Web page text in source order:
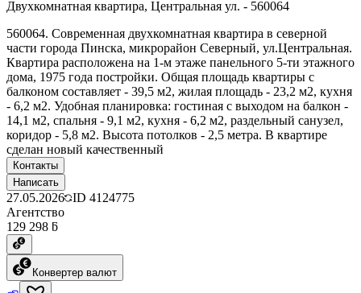
Двухкомнатная квартира, Центральная ул. - 560064
560064. Современная двухкомнатная квартира в северной
части города Пинска, микрорайон Северный, ул.Центральная.
Квартира расположена на 1-м этаже панельного 5-ти этажного
дома, 1975 года постройки. Общая площадь квартиры с
балконом составляет - 39,5 м2, жилая площадь - 23,2 м2, кухня
- 6,2 м2. Удобная планировка: гостиная с выходом на балкон -
14,1 м2, спальня - 9,1 м2, кухня - 6,2 м2, раздельный санузел,
коридор - 5,8 м2. Высота потолков - 2,5 метра. В квартире
сделан новый качественный
Контакты
Написать
27.05.2026 ID 4124775
Агентство
129 298 ƃ
Конвертер валют